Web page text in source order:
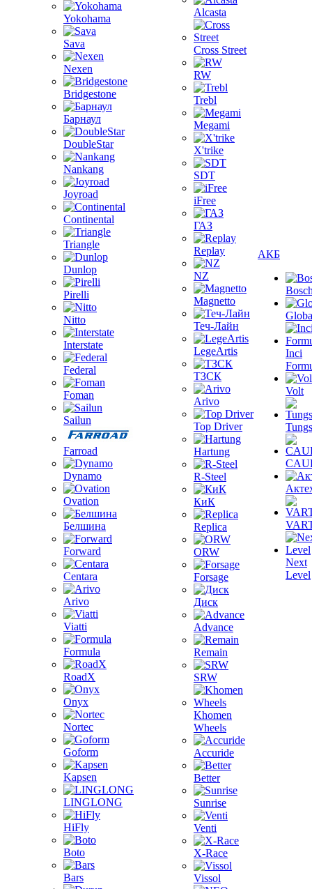
Yokohama
Sava
Nexen
Bridgestone
Барнаул
DoubleStar
Nankang
Joyroad
Continental
Triangle
Dunlop
Pirelli
Nitto
Interstate
Federal
Foman
Sailun
Farroad
Dynamo
Ovation
Белшина
Forward
Centara
Arivo
Viatti
Formula
RoadX
Onyx
Nortec
Goform
Kapsen
LINGLONG
HiFly
Boto
Bars
Alcasta
Cross Street
RW
Trebl
Megami
X'trike
SDT
iFree
ГАЗ
Replay
NZ
Magnetto
Теч-Лайн
LegeArtis
ТЗСК
Arivo
Top Driver
Hartung
R-Steel
КиК
Replica
ORW
Forsage
Диск
Advance
Remain
SRW
Khomen
Wheels
Accuride
Better
Sunrise
Venti
X-Race
Vissol
АКБ
Inci
Volt
Next
Level